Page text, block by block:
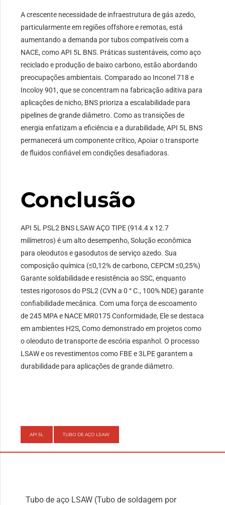
A crescente necessidade de infraestrutura de gás azedo,
particularmente em regiões offshore e remotas, está
aumentando a demanda por tubos compatíveis com a
NACE, como API 5L BNS. Práticas sustentáveis, como aço
reciclado e produção de baixo carbono, estão abordando
preocupações ambientais. Comparado ao Inconel 718 e
Incoloy 901, que se concentram na fabricação aditiva para
aplicações de nicho, BNS prioriza a escalabilidade para
pipelines de grande diâmetro. Como as transições de
energia enfatizam a eficiência e a durabilidade, API 5L BNS
permanecerá um componente crítico, Apoiar o transporte
de fluidos confiável em condições desafiadoras.
Conclusão
API 5L PSL2 BNS LSAW AÇO TIPE (914.4 x 12.7
milímetros) é um alto desempenho, Solução econômica
para oleodutos e gasodutos de serviço azedo. Sua
composição química (≤0,12% de carbono, CEPCM ≤0,25%)
Garante soldabilidade e resistência ao SSC, enquanto
testes rigorosos do PSL2 (CVN a 0 ° C., 100% NDE) garante
confiabilidade mecânica. Com uma força de escoamento
de 245 MPA e NACE MR0175 Conformidade, Ele se destaca
em ambientes H2S, Como demonstrado em projetos como
o oleoduto de transporte de escória espanhol. O processo
LSAW e os revestimentos como FBE e 3LPE garantem a
durabilidade para aplicações de grande diâmetro.
API 5L TUBO DE AÇO LSAW
Tubo de aço LSAW (Tubo de soldagem por